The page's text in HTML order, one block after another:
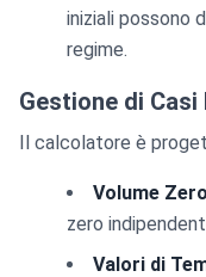
iniziali possono
regime.
Gestione di Casi
Il calcolatore è
Volume Zero
zero
Valori di